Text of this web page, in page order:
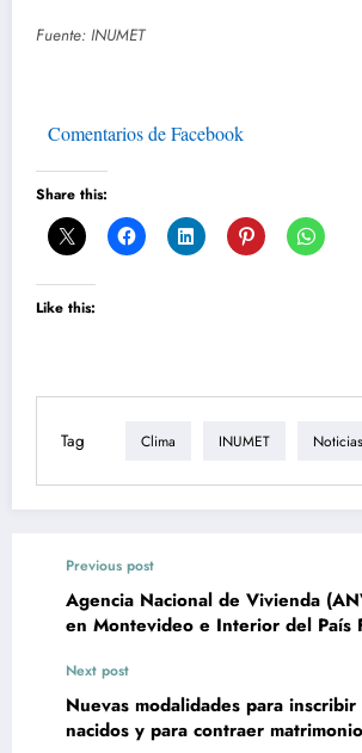
Fuente: INUMET
Comentarios de Facebook
Share this:
Like this:
Tag Clima INUMET Noticias
Previous post
Agencia Nacional de Vivienda
en Montevideo e Interior del País
Next post
Nuevas modalidades para
nacidos y para contraer